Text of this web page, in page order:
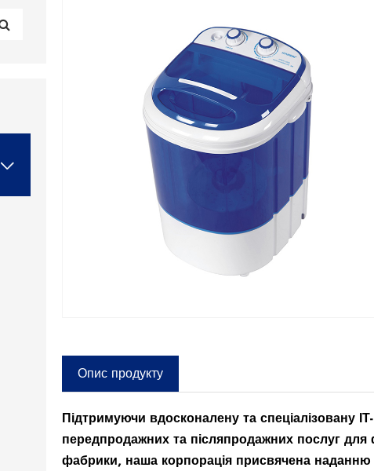

Опис продукту
Підтримуючи вдосконалену та спеціалізовану
передпродажних та післяпродажних послуг
фабрики, наша корпорація присвячена